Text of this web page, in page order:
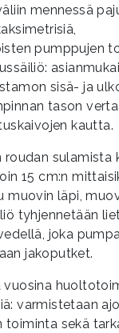
mennessä
pumppujen
sisä- ja
tason
kautta.
roudan sulamista
15 cm:n
muovin läpi,
tyhjennetään
joka
jakoputket.
vuosina
varmistetaan
toiminta sekä